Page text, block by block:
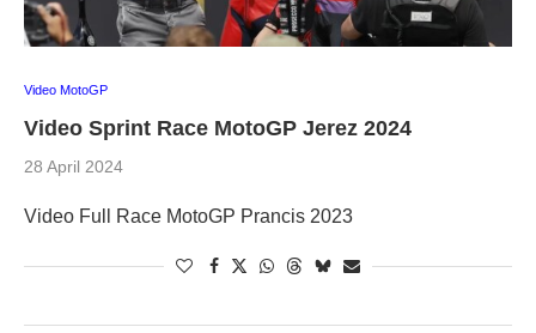
Video MotoGP
Video Sprint Race MotoGP Jerez 2024
28 April 2024
Video Full Race MotoGP Prancis 2023